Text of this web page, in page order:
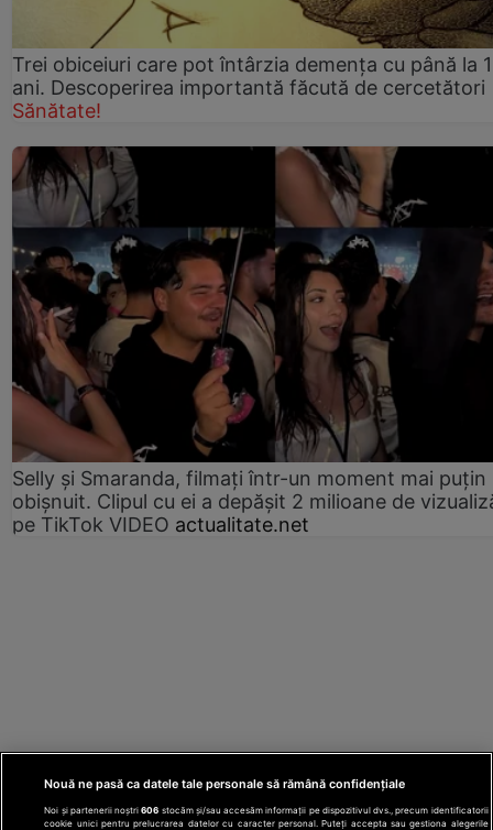
Trei obiceiuri care pot întârzia demența cu până la
ani. Descoperirea importantă făcută de cercetători
Sănătate!
Selly și Smaranda, filmați într-un moment mai puțin
obișnuit. Clipul cu ei a depășit 2 milioane de
pe TikTok VIDEO actualitate.net
Nouă ne pasă ca datele tale personale să rămână confidențiale
Noi și partenerii noștri606 stocăm și/sau accesăm informații pe dispozitivul dvs., precum identificatorii
cookie unici pentru prelucrarea datelor cu caracter personal. Puteți accepta sau gestiona alegerile